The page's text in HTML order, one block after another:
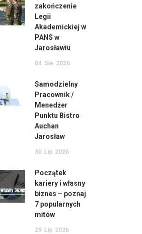
zakończenie
Legii
Akademickiej w
PANS w
Jarosławiu
04 Sie 2026
Samodzielny
Pracownik /
Menedżer
Punktu Bistro
Auchan
Jarosław
30 Lip 2026
Początek
kariery i własny
biznes – poznaj
7 popularnych
mitów
29 Lip 2026